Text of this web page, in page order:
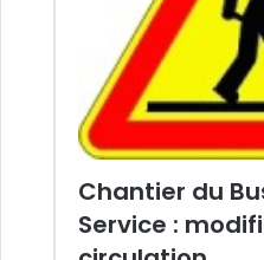
Chantier du
Service :